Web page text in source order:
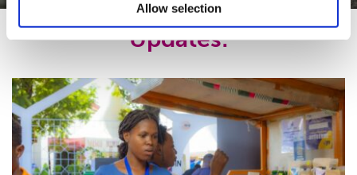
Allow selection
Updates: